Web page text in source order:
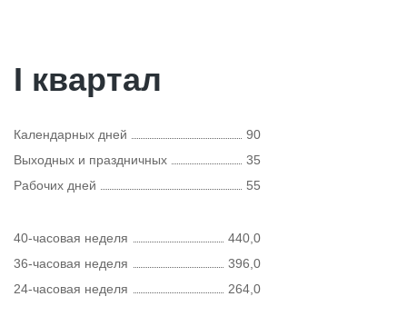
I квартал
Календарных дней
90
Выходных и праздничных
35
Рабочих дней
55
40-часовая неделя
440,0
36-часовая неделя
396,0
24-часовая неделя
264,0